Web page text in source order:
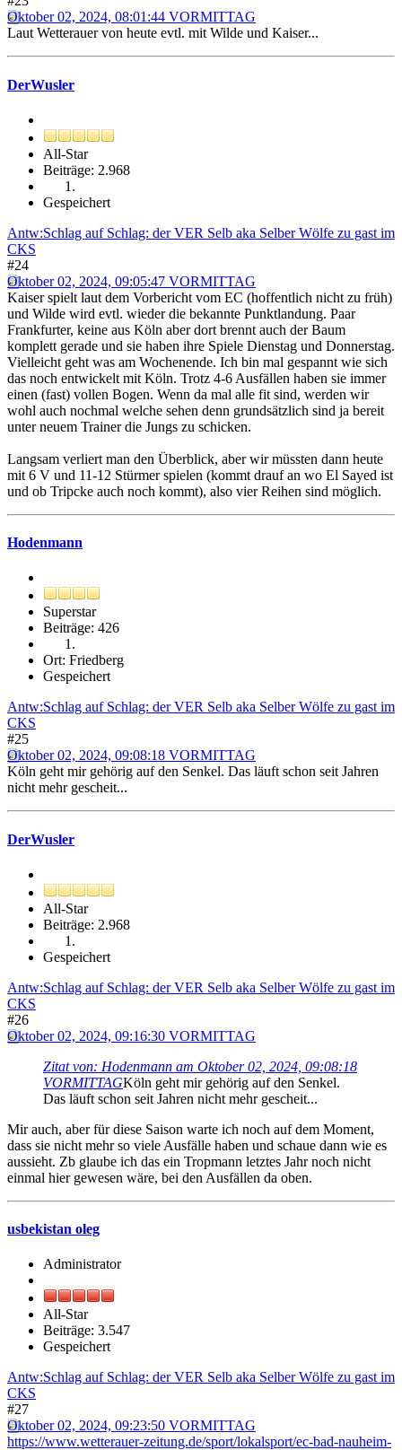
Oktober 02, 2024, 08:01:44 VORMITTAG
Laut Wetterauer von heute evtl. mit Wilde und Kaiser...
DerWusler
All-Star
Beiträge: 2.968
Gespeichert
Antw:Schlag auf Schlag: der VER Selb aka Selber Wölfe zu gast im
CKS
#24
Oktober 02, 2024, 09:05:47 VORMITTAG
Kaiser spielt laut dem Vorbericht vom EC (hoffentlich nicht zu früh)
und Wilde wird evtl. wieder die bekannte Punktlandung. Paar
Frankfurter, keine aus Köln aber dort brennt auch der Baum
komplett gerade und sie haben ihre Spiele Dienstag und Donnerstag.
Vielleicht geht was am Wochenende. Ich bin mal gespannt wie sich
das noch entwickelt mit Köln. Trotz 4-6 Ausfällen haben sie immer
einen (fast) vollen Bogen. Wenn da mal alle fit sind, werden wir
wohl auch nochmal welche sehen denn grundsätzlich sind ja bereit
unter neuem Trainer die Jungs zu schicken.
Langsam verliert man den Überblick, aber wir müssten dann heute
mit 6 V und 11-12 Stürmer spielen (kommt drauf an wo El Sayed ist
und ob Tripcke auch noch kommt), also vier Reihen sind möglich.
Hodenmann
Superstar
Beiträge: 426
Ort: Friedberg
Gespeichert
Antw:Schlag auf Schlag: der VER Selb aka Selber Wölfe zu gast im
CKS
#25
Oktober 02, 2024, 09:08:18 VORMITTAG
Köln geht mir gehörig auf den Senkel. Das läuft schon seit Jahren
nicht mehr gescheit...
DerWusler
All-Star
Beiträge: 2.968
Gespeichert
Antw:Schlag auf Schlag: der VER Selb aka Selber Wölfe zu gast im
CKS
#26
Oktober 02, 2024, 09:16:30 VORMITTAG
Zitat von: Hodenmann am Oktober 02, 2024, 09:08:18
VORMITTAGKöln geht mir gehörig auf den Senkel.
Das läuft schon seit Jahren nicht mehr gescheit...
Mir auch, aber für diese Saison warte ich noch auf dem Moment,
dass sie nicht mehr so viele Ausfälle haben und schaue dann wie es
aussieht. Zb glaube ich das ein Tropmann letztes Jahr noch nicht
einmal hier gewesen wäre, bei den Ausfällen da oben.
usbekistan oleg
Administrator
All-Star
Beiträge: 3.547
Gespeichert
Antw:Schlag auf Schlag: der VER Selb aka Selber Wölfe zu gast im
CKS
#27
Oktober 02, 2024, 09:23:50 VORMITTAG
https://www.wetterauer-zeitung.de/sport/lokalsport/ec-bad-nauheim-